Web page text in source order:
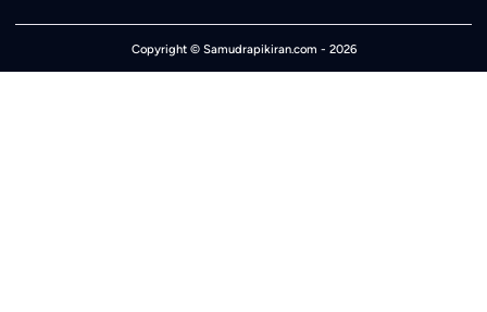
Copyright © Samudrapikiran.com - 2026